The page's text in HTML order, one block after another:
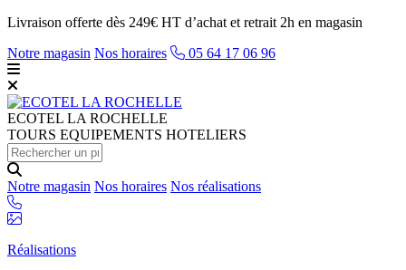
Livraison offerte dès 249€ HT d’achat et retrait 2h en magasin
Notre magasin Nos horaires 05 64 17 06 96
ECOTEL LA ROCHELLE
TOURS EQUIPEMENTS HOTELIERS
Notre magasin Nos horaires Nos réalisations
Réalisations